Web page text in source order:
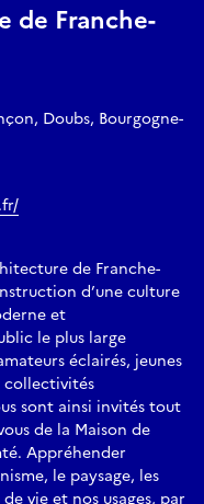
de la
Les photographies de
d’une commande du
photographes
Asseline,
campagne a permis
que répertorie le
l’exposition itinérante
de l’architecture
les bâtiments
remarquable ».
la Maison de
Côte d’Azur et La
Centre-Val de Loire,
de l’Architecture.
de Franche-
Doubs, Bourgogne-
de Franche-
d’une culture
et
le plus large
éclairés, jeunes
collectivités
sont ainsi invités tout
de la Maison de
Appréhender
le paysage, les
vie et nos usages, par